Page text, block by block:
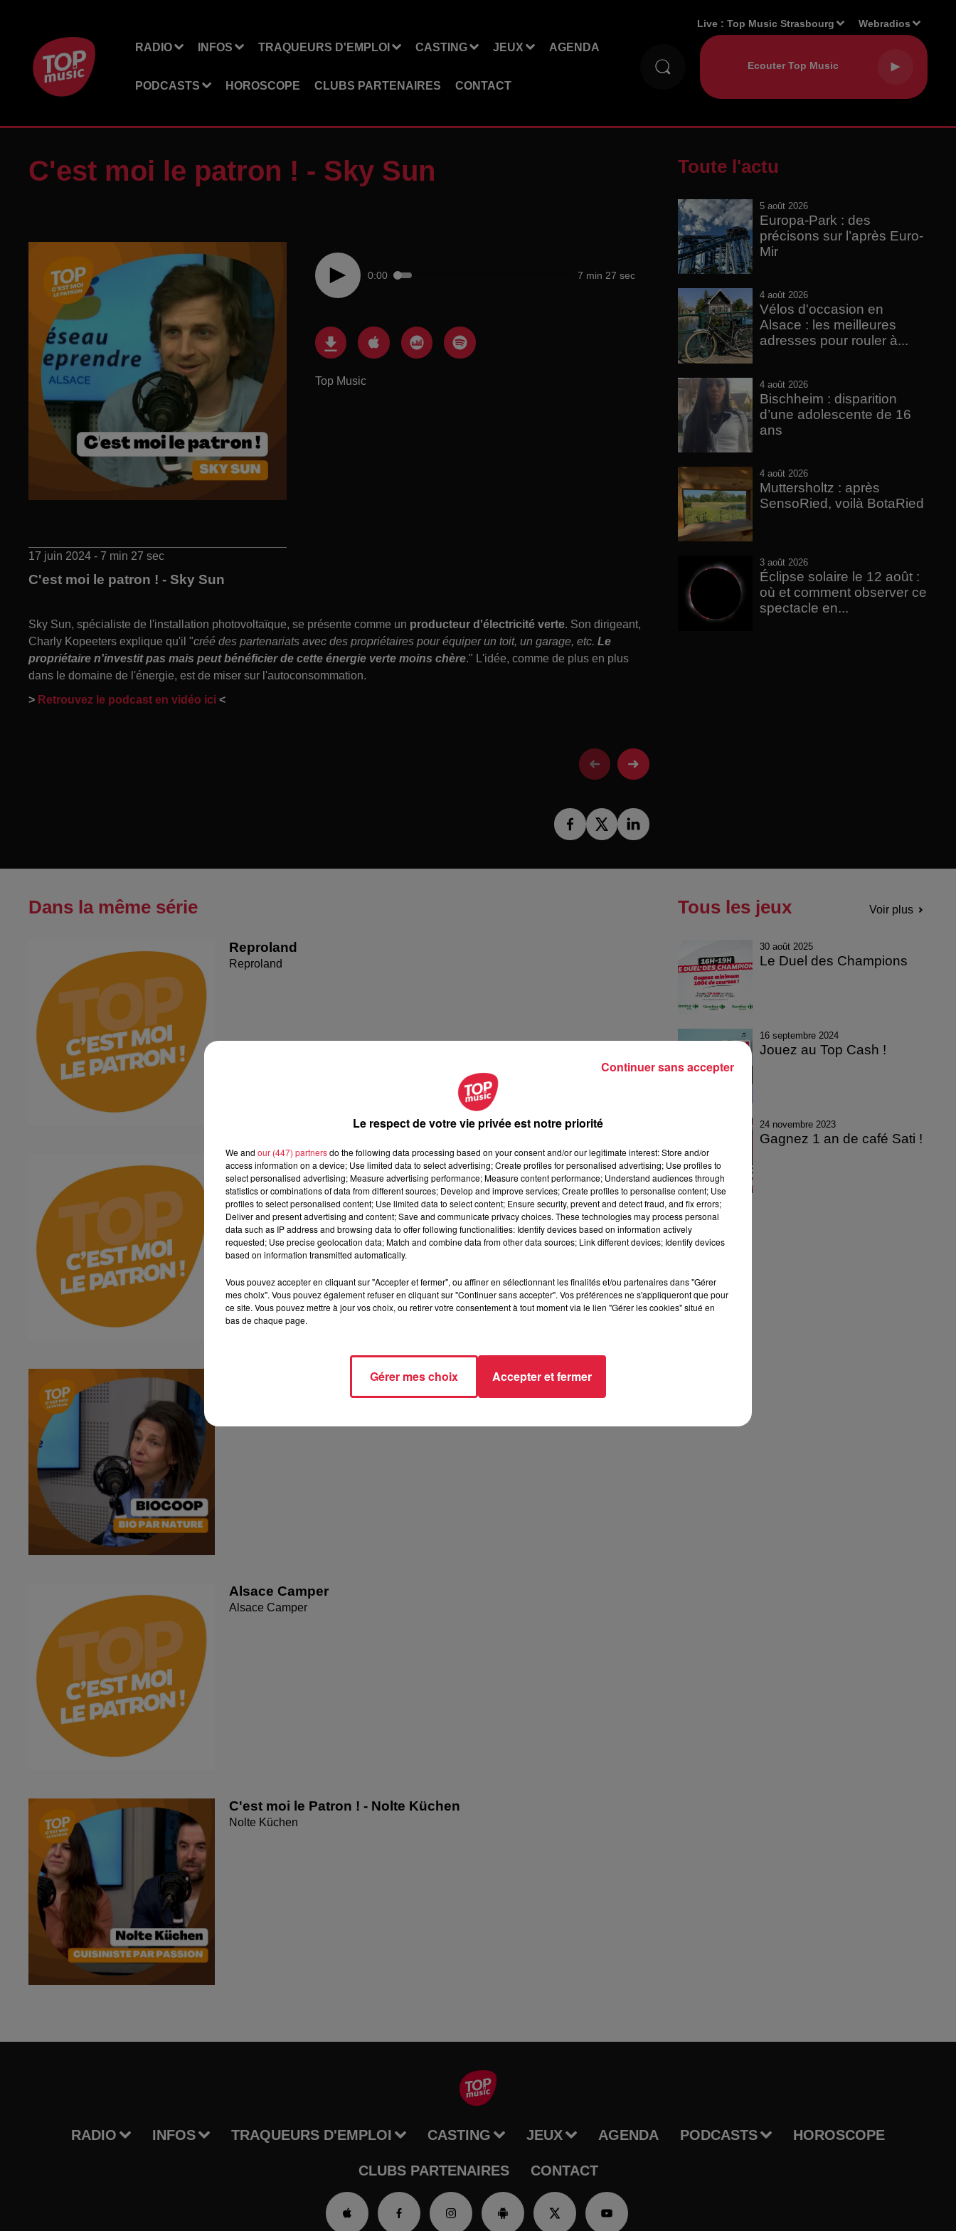
RADIO INFOS TRAQUEURS D'EMPLOI CASTING JEUX AGENDA
PODCASTS HOROSCOPE CLUBS PARTENAIRES CONTACT
Live :Top Music Strasbourg Webradios
C'est moi le patron ! - Sky Sun
0:00 7 min 27 sec
Top Music
17 juin 2024 - 7 min 27 sec
C'est moi le patron ! - Sky Sun
Sky Sun, spécialiste de l'installation photovoltaïque, se présente comme un producteur d'électricité verte. Son dirigeant,
Charly Kopeeters explique qu'il "créé des partenariats avec des propriétaires pour équiper un toit, un garage, etc. Le
propriétaire n'investit pas mais peut bénéficier de cette énergie verte moins chère." L'idée, comme de plus en plus
dans le domaine de l'énergie, est de miser sur l'autoconsommation.
> Retrouvez le podcast en vidéo ici <
Toute l'actu
5 août 2026
Europa-Park : des
précisons sur l’après Euro-
Mir
4 août 2026
Vélos d'occasion en
Alsace : les meilleures
adresses pour rouler à...
4 août 2026
Bischheim : disparition
d’une adolescente de 16
ans
4 août 2026
Muttersholtz : après
SensoRied, voilà BotaRied
3 août 2026
Éclipse solaire le 12 août :
où et comment observer ce
spectacle en...
Dans la même série
Reproland
Reproland
Plakar
Plakar
C'est moi le Patron ! - Biocoop
Alsace Camper
Alsace Camper
C'est moi le Patron ! - Nolte Küchen
Nolte Küchen
Tous les jeux Voir plus
30 août 2025
Le Duel des Champions
16 septembre 2024
Jouez au Top Cash !
24 novembre 2023
Gagnez 1 an de café Sati !
RADIO INFOS TRAQUEURS D'EMPLOI CASTING JEUX AGENDA PODCASTS HOROSCOPE
CLUBS PARTENAIRES CONTACT
Le respect de votre vie privée est notre priorité
We and our (447) partnersdo the following data processing based on your consent and/or our legitimate interest: Store and/or
access information on a device; Use limited data to select advertising; Create profiles for personalised advertising; Use profiles to
select personalised advertising; Measure advertising performance; Measure content performance; Understand audiences through
statistics or combinations of data from different sources; Develop and improve services; Create profiles to personalise content; Use
profiles to select personalised content; Use limited data to select content; Ensure security, prevent and detect fraud, and fix errors;
Deliver and present advertising and content; Save and communicate privacy choices. These technologies may process personal
data such as IP address and browsing data to offer following functionalities: Identify devices based on information actively
requested; Use precise geolocation data; Match and combine data from other data sources; Link different devices; Identify devices
based on information transmitted automatically.
Vous pouvez accepter en cliquant sur "Accepter et fermer", ou affiner en sélectionnant les finalités et/ou partenaires dans "Gérer
mes choix". Vous pouvez également refuser en cliquant sur "Continuer sans accepter". Vos préférences ne s'appliqueront que pour
ce site. Vous pouvez mettre à jour vos choix, ou retirer votre consentement à tout moment via le lien "Gérer les cookies" situé en
bas de chaque page.
Gérer mes choix Accepter et fermer
Continuer sans accepter